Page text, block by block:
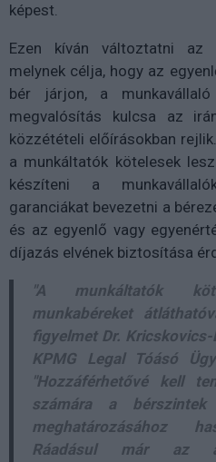
képest.
Ezen kíván változtatni az
melynek célja, hogy az
bér járjon, a
megvalósítás kulcsa az
közzétételi előírásokban
a munkáltatók kötelesek
készíteni a
garanciákat bevezetni a
és az egyenlő vagy
díjazás elvének biztosítása
"A munkáltatók
munkabéreket
figyelmet Dr.
KPMG Legal Tóásó
"Hozzáférhetővé kell
számára a
meghatározásához
Ráadásul már az